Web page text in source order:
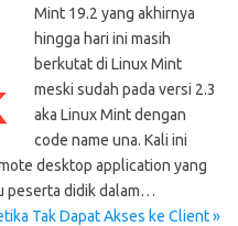
Mint 19.2 yang akhirnya
hingga hari ini masih
berkutat di Linux Mint
meski sudah pada versi 2.3
aka Linux Mint dengan
code name una. Kali ini
desktop application yang
peserta didik dalam…
Tak Dapat Akses ke Client »